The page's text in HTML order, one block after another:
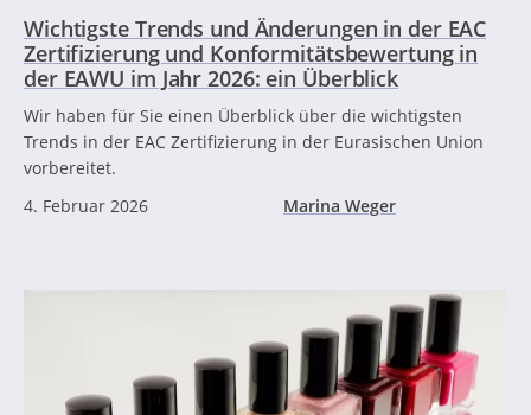
Wichtigste Trends und Änderungen in der EAC
Zertifizierung und Konformitätsbewertung in
der EAWU im Jahr 2026: ein Überblick
Wir haben für Sie einen Überblick über die wichtigsten
Trends in der EAC Zertifizierung in der Eurasischen Union
vorbereitet.
4. Februar 2026
Marina Weger